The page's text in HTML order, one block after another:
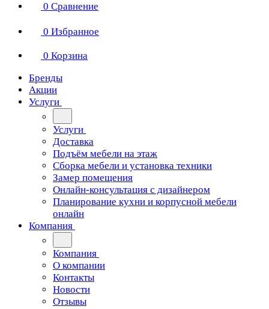
0 Сравнение
0 Избранное
0 Корзина
Бренды
Акции
Услуги
Услуги
Доставка
Подъём мебели на этаж
Сборка мебели и установка техники
Замер помещения
Онлайн-консультация с дизайнером
Планирование кухни и корпусной мебели
онлайн
Компания
Компания
О компании
Контакты
Новости
Отзывы